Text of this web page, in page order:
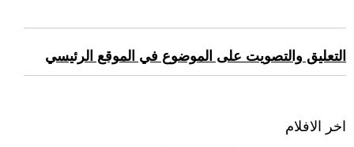
التعليق والتصويت على الموضوع في الموقع الرئيسي
اخر الافلام